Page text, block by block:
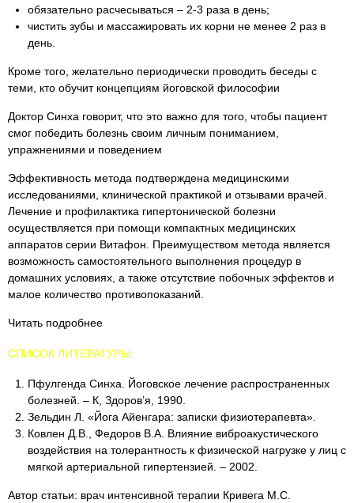
обязательно расчесываться – 2-3 раза в день;
чистить зубы и массажировать их корни не менее 2 раз в
день.
Кроме того, желательно периодически проводить беседы с
теми, кто обучит концепциям йоговской философии
Доктор Синха говорит, что это важно для того, чтобы пациент
смог победить болезнь своим личным пониманием,
упражнениями и поведением
Эффективность метода подтверждена медицинскими
исследованиями, клинической практикой и отзывами врачей.
Лечение и профилактика гипертонической болезни
осуществляется при помощи компактных медицинских
аппаратов серии Витафон. Преимуществом метода является
возможность самостоятельного выполнения процедур в
домашних условиях, а также отсутствие побочных эффектов и
малое количество противопоказаний.
Читать подробнее
СПИСОК ЛИТЕРАТУРЫ:
Пфулгенда Синха. Йоговское лечение распространенных
болезней. – К, Здоров’я, 1990.
Зельдин Л. «Йога Айенгара: записки физиотерапевта».
Ковлен Д.В., Федоров В.А. Влияние виброакустического
воздействия на толерантность к физической нагрузке у лиц с
мягкой артериальной гипертензией. – 2002.
Автор статьи: врач интенсивной терапии Кривега М.С.